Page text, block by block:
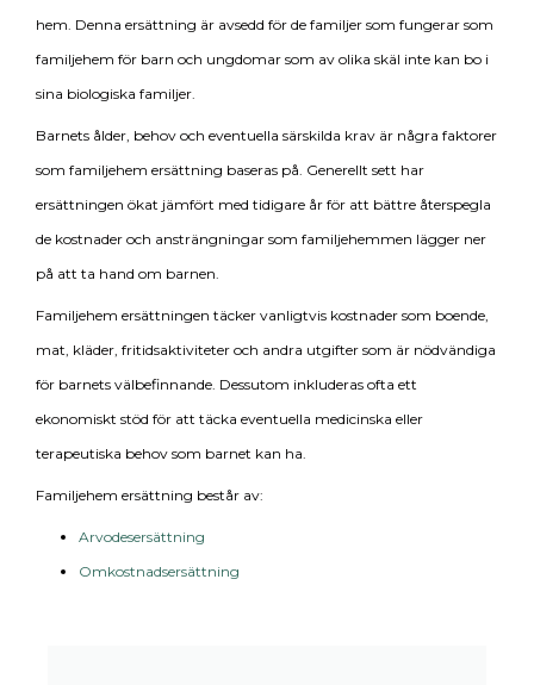
hem. Denna ersättning är avsedd för de familjer som fungerar som
familjehem för barn och ungdomar som av olika skäl inte kan bo i
sina biologiska familjer.
Barnets ålder, behov och eventuella särskilda krav är några faktorer
som familjehem ersättning baseras på. Generellt sett har
ersättningen ökat jämfört med tidigare år för att bättre återspegla
de kostnader och ansträngningar som familjehemmen lägger ner
på att ta hand om barnen.
Familjehem ersättningen täcker vanligtvis kostnader som boende,
mat, kläder, fritidsaktiviteter och andra utgifter som är nödvändiga
för barnets välbefinnande. Dessutom inkluderas ofta ett
ekonomiskt stöd för att täcka eventuella medicinska eller
terapeutiska behov som barnet kan ha.
Familjehem ersättning består av:
Arvodesersättning
Omkostnadsersättning